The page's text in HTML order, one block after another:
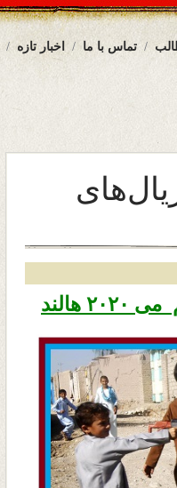
اخبار تازه تماس با ما